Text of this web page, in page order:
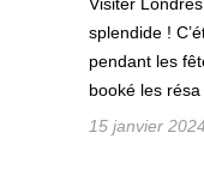
Visiter
splendide !
pendant les
booké les
15 janvier 2024